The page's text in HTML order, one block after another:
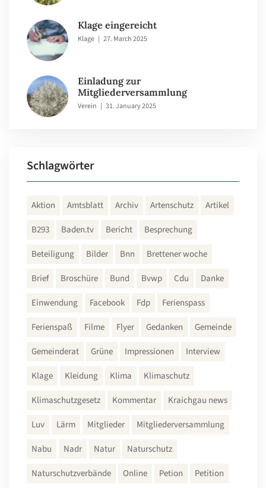
Klage eingereicht
Klage | 27. March 2025
Einladung zur
Mitgliederversammlung
Verein | 31. January 2025
Schlagwörter
Aktion Amtsblatt Archiv Artenschutz
Artikel
B293
Baden.tv Bericht
Besprechung
Beteiligung
Bilder Bnn
Brettener woche
Brief
Broschüre Bund Bvwp Cdu
Danke
Einwendung
Facebook Fdp
Ferienspass
Ferienspaß
Filme Flyer Gedanken
Gemeinde
Gemeinderat
Grüne Impressionen
Interview
Klage
Kleidung Klima
Klimaschutz
Klimaschutzgesetz
Kommentar
Kraichgau news
Luv
Lärm Mitglieder
Mitgliederversammlung
Nabu
Nadr Natur
Naturschutz
Naturschutzverbände
Online Petion
Petition